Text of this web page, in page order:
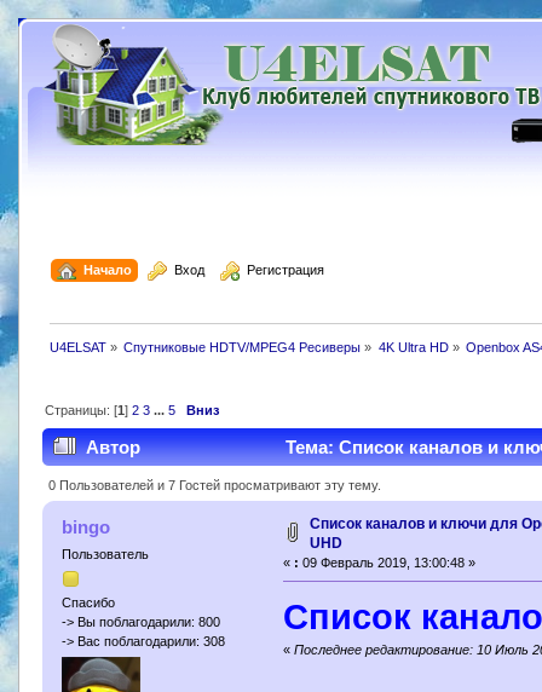
Начало Вход Регистрация
U4ELSAT» Спутниковые HDTV/MPEG4 Ресиверы » 4K Ultra HD» Openbox
Страницы: [1] 2 3 ... 5 Вниз
Автор Тема: Список каналов и
0 Пользователей и 7 Гостей просматривают эту тему.
bingo
Пользователь
Спасибо
-> Вы поблагодарили: 800
-> Вас поблагодарили: 308
Список каналов и ключи для
UHD
« : 09 Февраль 2019, 13:00:48 »
Список
«Последнее редактирование: 10 Июль